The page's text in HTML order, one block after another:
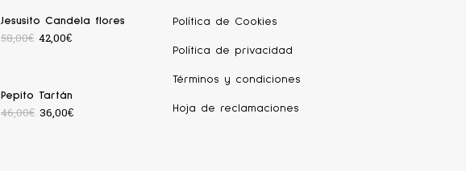
Jesusito Candela flores
58,00€ 42,00€
Pepito Tartán
46,00€ 36,00€
Política de Cookies
Política de privacidad
Términos y condiciones
Hoja de reclamaciones